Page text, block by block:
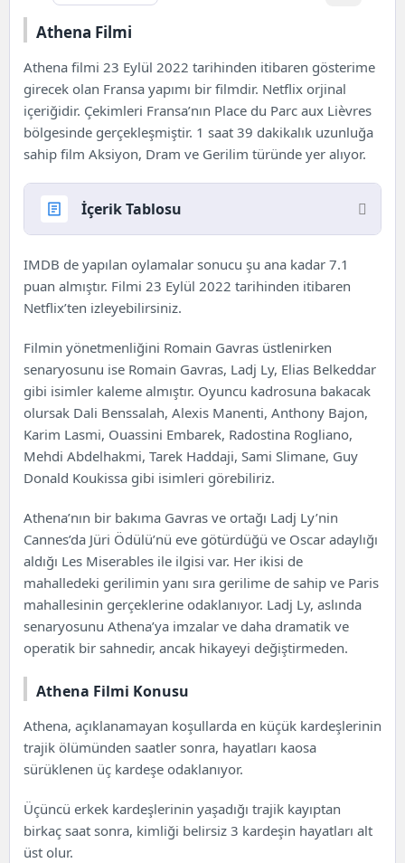
Athena Filmi
Athena filmi 23 Eylül 2022 tarihinden itibaren gösterime
girecek olan Fransa yapımı bir filmdir. Netflix orjinal
içeriğidir. Çekimleri Fransa’nın Place du Parc aux Lièvres
bölgesinde gerçekleşmiştir. 1 saat 39 dakikalık uzunluğa
sahip film Aksiyon, Dram ve Gerilim türünde yer alıyor.
İçerik Tablosu
Athena Filmi
Athena Filmi Konusu
Athena Filmi Oyuncuları ve Karakterler
IMDB de yapılan oylamalar sonucu şu ana kadar 7.1
puan almıştır. Filmi 23 Eylül 2022 tarihinden itibaren
Netflix’ten izleyebilirsiniz.
Filmin yönetmenliğini Romain Gavras üstlenirken
senaryosunu ise Romain Gavras, Ladj Ly, Elias Belkeddar
gibi isimler kaleme almıştır. Oyuncu kadrosuna bakacak
olursak Dali Benssalah, Alexis Manenti, Anthony Bajon,
Karim Lasmi, Ouassini Embarek, Radostina Rogliano,
Mehdi Abdelhakmi, Tarek Haddaji, Sami Slimane, Guy
Donald Koukissa gibi isimleri görebiliriz.
Athena’nın bir bakıma Gavras ve ortağı Ladj Ly’nin
Cannes’da Jüri Ödülü’nü eve götürdüğü ve Oscar adaylığı
aldığı Les Miserables ile ilgisi var. Her ikisi de
mahalledeki gerilimin yanı sıra gerilime de sahip ve Paris
mahallesinin gerçeklerine odaklanıyor. Ladj Ly, aslında
senaryosunu Athena’ya imzalar ve daha dramatik ve
operatik bir sahnedir, ancak hikayeyi değiştirmeden.
Athena Filmi Konusu
Athena, açıklanamayan koşullarda en küçük kardeşlerinin
trajik ölümünden saatler sonra, hayatları kaosa
sürüklenen üç kardeşe odaklanıyor.
Üçüncü erkek kardeşlerinin yaşadığı trajik kayıptan
birkaç saat sonra, kimliği belirsiz 3 kardeşin hayatları alt
üst olur.